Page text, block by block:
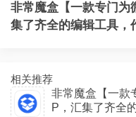
非常魔盒【一款专门为
集了齐全的编辑工具，
相关推荐
非常魔盒【一款
P，汇集了齐全